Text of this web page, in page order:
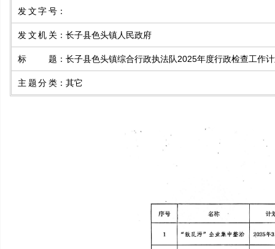
发文字号 ：
发文机关 ： 长子县色头镇人民政府
标题 ： 长子县色头镇综合行政执法队2025年度行政检查工作
主题分类 ： 其它